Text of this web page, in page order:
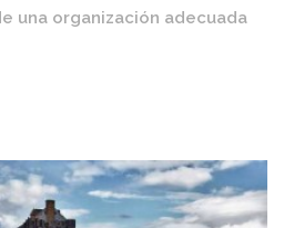
una organización adecuada